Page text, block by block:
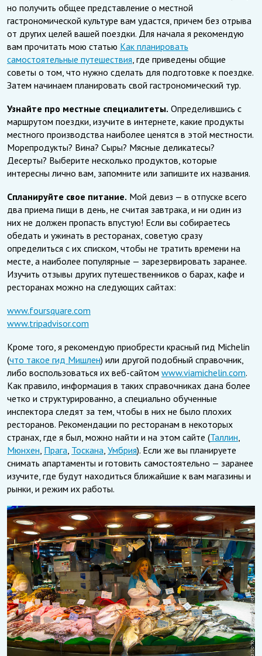
но получить общее представление о местной
гастрономической культуре вам удастся, причем без отрыва
от других целей вашей поездки. Для начала я рекомендую
вам прочитать мою статью Как планировать
самостоятельные путешествия, где приведены общие
советы о том, что нужно сделать для подготовке к поездке.
Затем начинаем планировать свой гастрономический тур.
Узнайте про местные специалитеты. Определившись с
маршрутом поездки, изучите в интернете, какие продукты
местного производства наиболее ценятся в этой местности.
Морепродукты? Вина? Сыры? Мясные деликатесы?
Десерты? Выберите несколько продуктов, которые
интересны лично вам, запомните или запишите их названия.
Спланируйте свое питание. Мой девиз — в отпуске всего
два приема пищи в день, не считая завтрака, и ни один из
них не должен пропасть впустую! Если вы собираетесь
обедать и ужинать в ресторанах, советую сразу
определиться с их списком, чтобы не тратить времени на
месте, а наиболее популярные — зарезервировать заранее.
Изучить отзывы других путешественников о барах, кафе и
ресторанах можно на следующих сайтах:
www.foursquare.com
www.tripadvisor.com
Кроме того, я рекомендую приобрести красный гид Michelin
(что такое гид Мишлен) или другой подобный справочник,
либо воспользоваться их веб-сайтом www.viamichelin.com.
Как правило, информация в таких справочниках дана более
четко и структурированно, а специально обученные
инспектора следят за тем, чтобы в них не было плохих
ресторанов. Рекомендации по ресторанам в некоторых
странах, где я был, можно найти и на этом сайте (Таллин,
Мюнхен, Прага, Тоскана, Умбрия). Если же вы планируете
снимать апартаменты и готовить самостоятельно — заранее
изучите, где будут находиться ближайшие к вам магазины и
рынки, и режим их работы.